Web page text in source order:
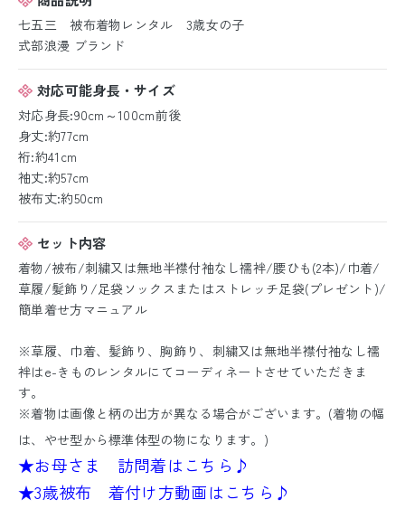
七五三 被布着物レンタル 3歳女の子
式部浪漫 ブランド
対応可能身長・サイズ
対応身長:90cm～100cm前後
身丈:約77cm
裄:約41cm
袖丈:約57cm
被布丈:約50cm
セット内容
着物/被布/刺繍又は無地半襟付袖なし襦袢/腰ひも(2本)/巾着/
草履/髪飾り/足袋ソックスまたはストレッチ足袋(プレゼント)/
簡単着せ方マニュアル
※草履、巾着、髪飾り、胸飾り、刺繍又は無地半襟付袖なし襦
袢はe-きものレンタルにてコーディネートさせていただきま
す。
※着物は画像と柄の出方が異なる場合がございます。(着物の幅
は、やせ型から標準体型の物になります。)
★お母さま 訪問着はこちら♪
★3歳被布 着付け方動画はこちら♪